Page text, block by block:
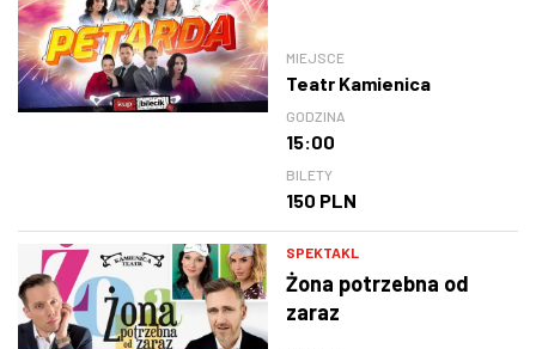
MIEJSCE
Teatr Kamienica
GODZINA
15:00
BILETY
150 PLN
SPEKTAKL
Żona potrzebna od
zaraz